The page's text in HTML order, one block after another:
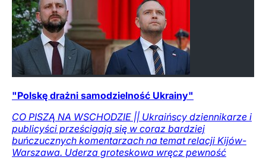
"Polskę drażni samodzielność Ukrainy"
CO PISZĄ NA WSCHODZIE || Ukraińscy dziennikarze i
publicyści prześcigają się w coraz bardziej
buńczucznych komentarzach na temat relacji Kijów-
Warszawa. Uderza groteskowa wręcz pewność